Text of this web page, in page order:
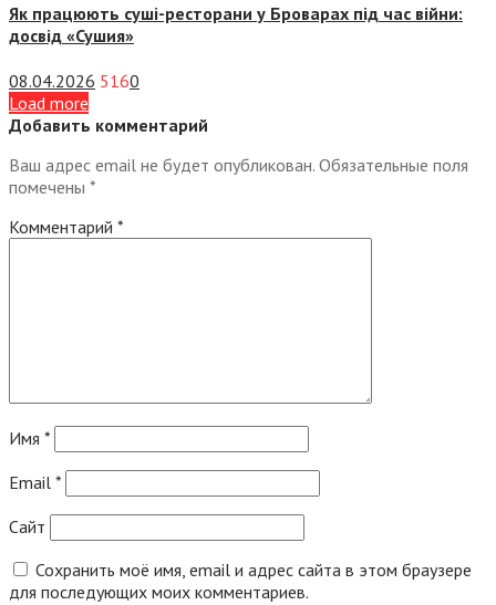
Як працюють суші-ресторани у Броварах під час війни:
досвід «Сушия»
08.04.2026 5160
Load more
Добавить комментарий
Ваш адрес email не будет опубликован. Обязательные поля
помечены *
Комментарий *
Имя *
Email *
Сайт
Сохранить моё имя, email и адрес сайта в этом браузере
для последующих моих комментариев.